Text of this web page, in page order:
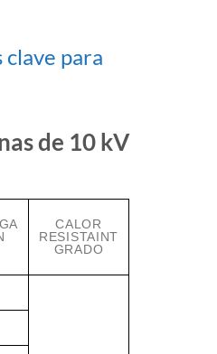
para
de 10 kV
CALOR
RESISTAINT
GRADO